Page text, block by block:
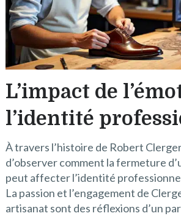
L’impact de
l’identité
À travers l’histoire de Robert
d’observer comment la fermeture
peut affecter l’identité
La passion et l’engagement de
artisanat sont des réflexions d’un